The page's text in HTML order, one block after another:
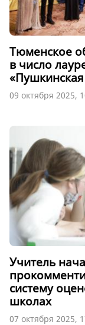
Тюменское
в число
09 октября 2025,
Учитель
систему
школах
07 октября 2025,